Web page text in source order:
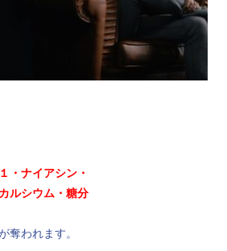
・ナイアシン・
ルシウム・糖分
奪われます。